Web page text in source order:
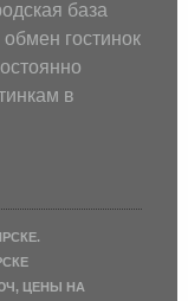
база
гостинок
в
ЦЕНЫ НА